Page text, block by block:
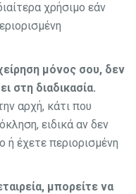
χρήσιμο εάν
μόνος σου, δεν
στη διαδικασία.
αρχή, κάτι που
ειδικά αν δεν
ή έχετε περιορισμένη
μπορείτε να